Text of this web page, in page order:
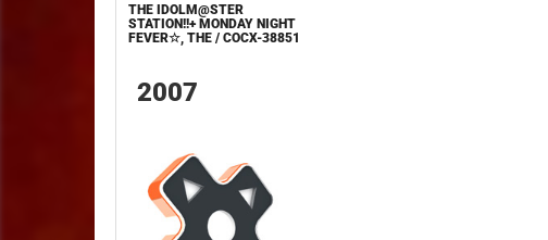
THE IDOLM@STER
STATION!!+ MONDAY NIGHT
FEVER☆, THE / COCX-38851
2007